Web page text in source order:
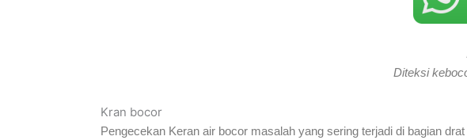
Diteksi
Kran bocor
Pengecekan Keran air bocor masalah yang sering terjadi di bagian